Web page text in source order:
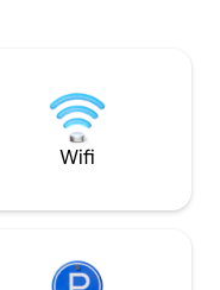
in resortstijl met
minigolf,
cornhole,
in de buitenlucht,
Wifi